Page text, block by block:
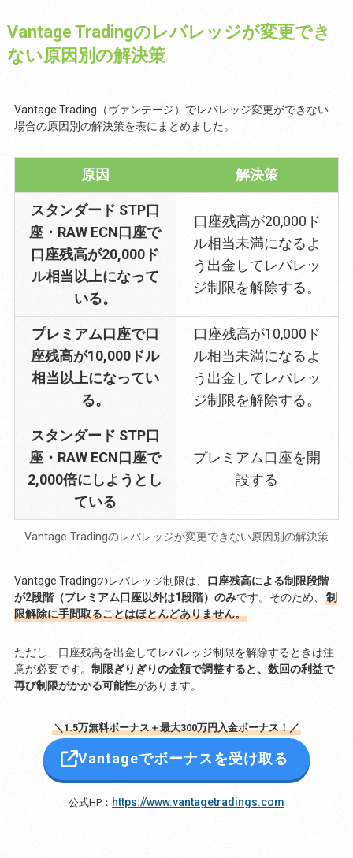
Vantage Tradingのレバレッジが変更でき
ない原因別の解決策
Vantage Trading（ヴァンテージ）でレバレッジ変更ができない
場合の原因別の解決策を表にまとめました。
原因 解決策
スタンダード STP口
座・RAW ECN口座で
口座残高が20,000ド
ル相当以上になって
いる。
口座残高が20,000ド
ル相当未満になるよ
う出金してレバレッ
ジ制限を解除する。
プレミアム口座で口
座残高が10,000ドル
相当以上になってい
る。
口座残高が10,000ド
ル相当未満になるよ
う出金してレバレッ
ジ制限を解除する。
スタンダード STP口
座・RAW ECN口座で
2,000倍にしようとし
ている
プレミアム口座を開
設する
Vantage Tradingのレバレッジが変更できない原因別の解決策
Vantage Tradingのレバレッジ制限は、 口座残高による制限段階
が2段階（プレミアム口座以外は1段階）のみです。そのため、
制
限解除に手間取ることはほとんどありません。
ただし、口座残高を出金してレバレッジ制限を解除するときは注
意が必要です。 制限ぎりぎりの金額で調整すると、数回の利益で
再び制限がかかる可能性があります。
＼1.5万無料ボーナス＋最大300万円入金ボーナス！／
Vantageでボーナスを受け取る
公式HP： https://www.vantagetradings.com